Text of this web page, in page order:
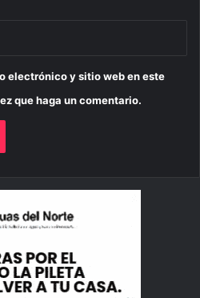
electrónico y sitio web en este
que haga un comentario.